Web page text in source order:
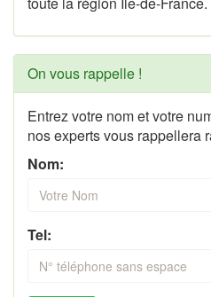
On vous rappelle !
Entrez votre nom et votre
nos experts vous rappellera
Nom:
Tel: